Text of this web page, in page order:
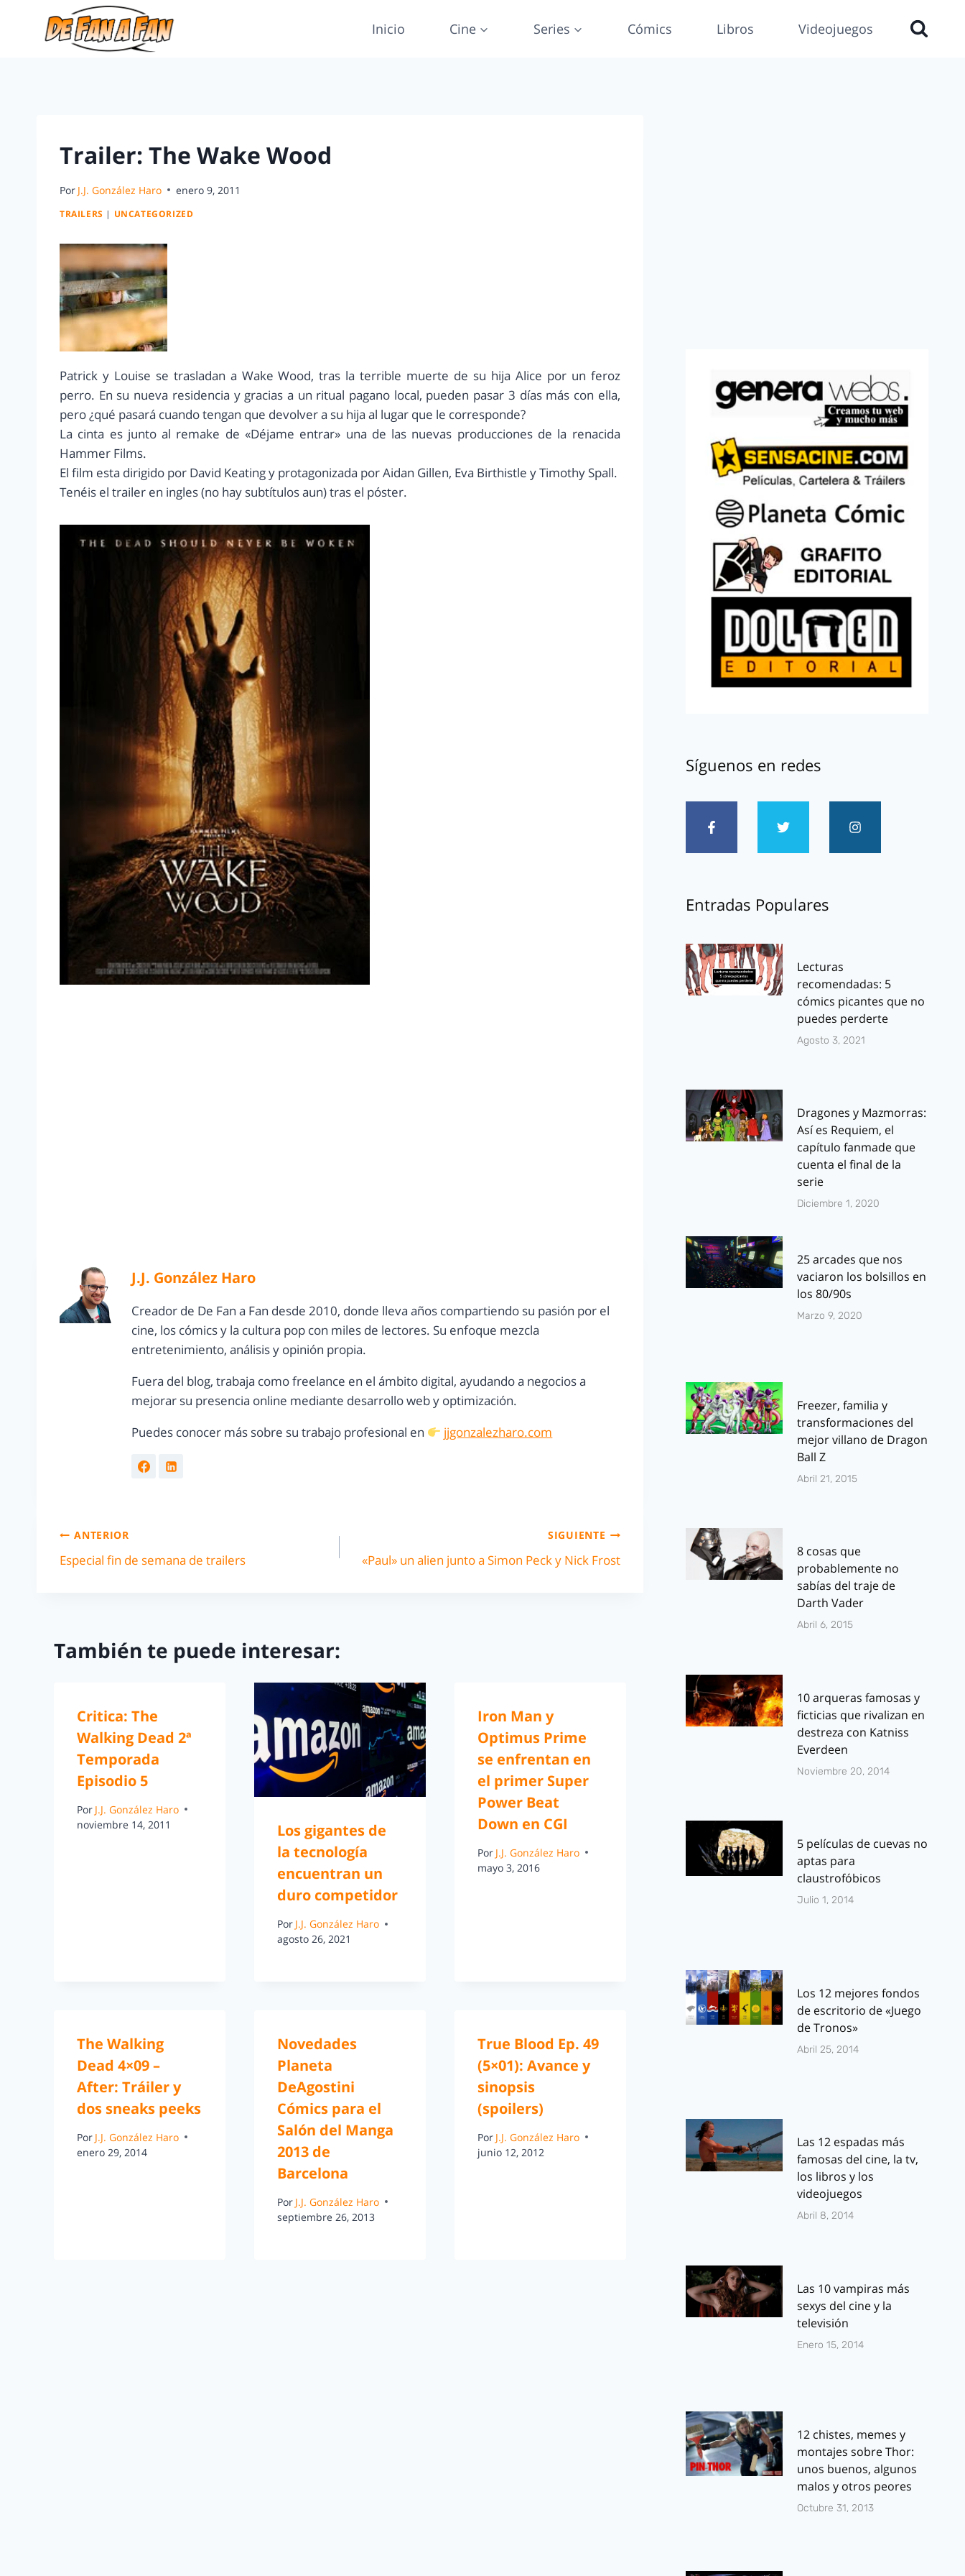
Inicio Cine Series Cómics Libros Videojuegos
Trailer: The Wake Wood
Por J.J. González Haro enero 9, 2011
TRAILERS | UNCATEGORIZED
Patrick y Louise se trasladan a Wake Wood, tras la terrible muerte de su hija Alice por un feroz
perro. En su nueva residencia y gracias a un ritual pagano local, pueden pasar 3 días más con ella,
pero ¿qué pasará cuando tengan que devolver a su hija al lugar que le corresponde?
La cinta es junto al remake de «Déjame entrar» una de las nuevas producciones de la renacida
Hammer Films.
El film esta dirigido por David Keating y protagonizada por Aidan Gillen, Eva Birthistle y Timothy Spall.
Tenéis el trailer en ingles (no hay subtítulos aun) tras el póster.
J.J. González Haro
Creador de De Fan a Fan desde 2010, donde lleva años compartiendo su pasión por el
cine, los cómics y la cultura pop con miles de lectores. Su enfoque mezcla
entretenimiento, análisis y opinión propia.
Fuera del blog, trabaja como freelance en el ámbito digital, ayudando a negocios a
mejorar su presencia online mediante desarrollo web y optimización.
Puedes conocer más sobre su trabajo profesional en
jjgonzalezharo.com
ANTERIOR
Especial fin de semana de trailers
SIGUIENTE
«Paul» un alien junto a Simon Peck y Nick Frost
También te puede interesar:
Critica: The
Walking Dead 2ª
Temporada
Episodio 5
Por J.J. González Haro
noviembre 14, 2011
Los gigantes de
la tecnología
encuentran un
duro competidor
Por J.J. González Haro
agosto 26, 2021
Iron Man y
Optimus Prime
se enfrentan en
el primer Super
Power Beat
Down en CGI
Por J.J. González Haro
mayo 3, 2016
The Walking
Dead 4×09 –
After: Tráiler y
dos sneaks peeks
Por J.J. González Haro
enero 29, 2014
Novedades
Planeta
DeAgostini
Cómics para el
Salón del Manga
2013 de
Barcelona
Por J.J. González Haro
septiembre 26, 2013
True Blood Ep. 49
(5×01): Avance y
sinopsis
(spoilers)
Por J.J. González Haro
junio 12, 2012
Síguenos en redes
Entradas Populares
Lecturas
recomendadas: 5
cómics picantes que no
puedes perderte
Agosto 3, 2021
Dragones y Mazmorras:
Así es Requiem, el
capítulo fanmade que
cuenta el final de la
serie
Diciembre 1, 2020
25 arcades que nos
vaciaron los bolsillos en
los 80/90s
Marzo 9, 2020
Freezer, familia y
transformaciones del
mejor villano de Dragon
Ball Z
Abril 21, 2015
8 cosas que
probablemente no
sabías del traje de
Darth Vader
Abril 6, 2015
10 arqueras famosas y
ficticias que rivalizan en
destreza con Katniss
Everdeen
Noviembre 20, 2014
5 películas de cuevas no
aptas para
claustrofóbicos
Julio 1, 2014
Los 12 mejores fondos
de escritorio de «Juego
de Tronos»
Abril 25, 2014
Las 12 espadas más
famosas del cine, la tv,
los libros y los
videojuegos
Abril 8, 2014
Las 10 vampiras más
sexys del cine y la
televisión
Enero 15, 2014
12 chistes, memes y
montajes sobre Thor:
unos buenos, algunos
malos y otros peores
Octubre 31, 2013